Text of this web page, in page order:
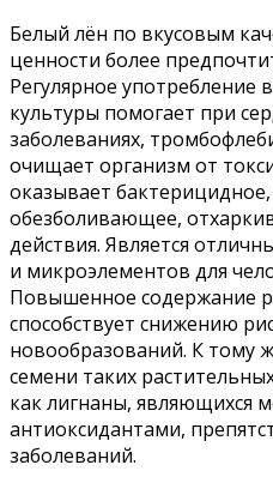
Белый лён по вкусовым
ценности более
Регулярное употребление
культуры помогает при
заболеваниях,
очищает организм от
оказывает
обезболивающее,
действия. Является
и микроэлементов для
Повышенное содержание
способствует снижению
новообразований. К тому
семени таких
как лигнаны, являющихся
антиоксидантами,
заболеваний.